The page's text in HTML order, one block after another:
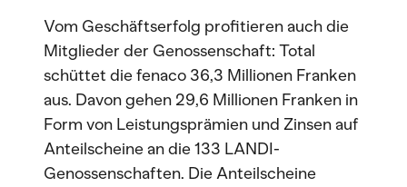
Vom Geschäftserfolg profitieren auch die
Mitglieder der Genossenschaft: Total
schüttet die fenaco 36,3 Millionen Franken
aus. Davon gehen 29,6 Millionen Franken in
Form von Leistungsprämien und Zinsen auf
Anteilscheine an die 133 LANDI-
Genossenschaften. Die Anteilscheine